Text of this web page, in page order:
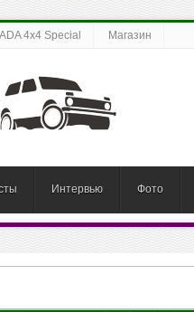
4x4 Special Магазин
Интервью Фото